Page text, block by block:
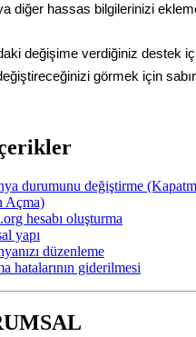
diğer hassas bilgilerinizi
değişime verdiğiniz destek iç
ğiştireceğinizi görmek için sabı
durumunu değiştirme
Açma)
hesabı oluşturma
yapı
düzenleme
hatalarının giderilmesi